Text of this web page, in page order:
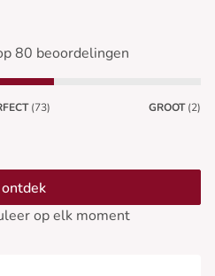
80 beoordelingen
(73) GROOT (2)
ontdek
op elk moment